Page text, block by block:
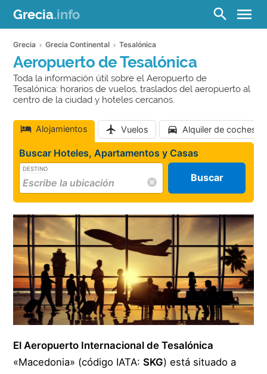
Grecia.info search menu
Grecia Grecia Continental Tesalónica
Aeropuerto de Tesalónica
Toda la información útil sobre el Aeropuerto de
Tesalónica: horarios de vuelos, traslados del aeropuerto al
centro de la ciudad y hoteles cercanos.
Alojamientos Vuelos Alquiler de coches
Buscar Hoteles, Apartamentos y Casas
DESTINO
Buscar
El Aeropuerto Internacional de Tesalónica
«Macedonia» (código IATA:SKG) está situado a